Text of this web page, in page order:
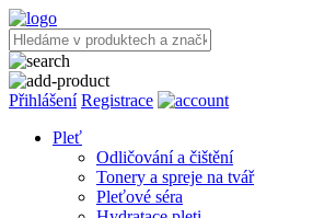
Přihlášení Registrace
Pleť
Odličování a čištění
Tonery a spreje na tvář
Pleťové séra